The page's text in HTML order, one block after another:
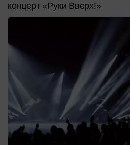
концерт «Руки Вверх!»